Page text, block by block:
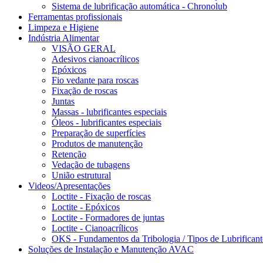
Sistema de lubrificação automática - Chronolub
Ferramentas profissionais
Limpeza e Higiene
Indústria Alimentar
VISÃO GERAL
Adesivos cianoacrílicos
Epóxicos
Fio vedante para roscas
Fixação de roscas
Juntas
Massas - lubrificantes especiais
Óleos - lubrificantes especiais
Preparação de superfícies
Produtos de manutenção
Retenção
Vedação de tubagens
União estrutural
Videos/Apresentações
Loctite - Fixação de roscas
Loctite - Epóxicos
Loctite - Formadores de juntas
Loctite - Cianoacrílicos
OKS - Fundamentos da Tribologia / Tipos de
Soluções de Instalação e Manutenção AVAC